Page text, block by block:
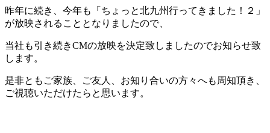
昨年に続き、今年も「ちょっと北九州行ってきました！２」
が放映されることとなりましたので、
当社も引き続きCMの放映を決定致しましたのでお知らせ致
します。
是非ともご家族、ご友人、お知り合いの方々へも周知頂き、
ご視聴いただけたらと思います。